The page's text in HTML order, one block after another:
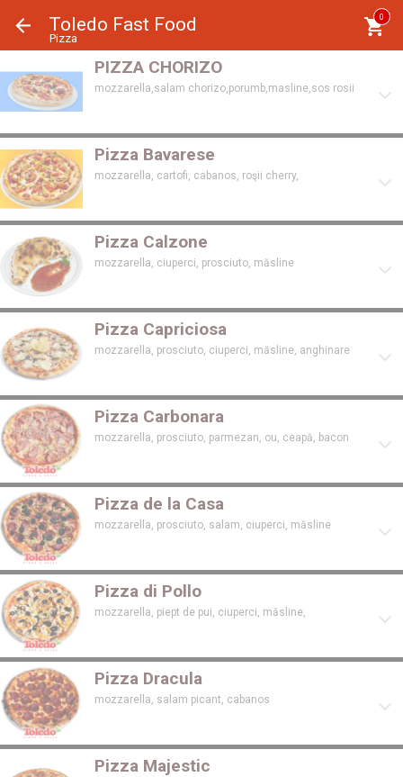
Toledo Fast Food
Pizza
0
PIZZA CHORIZO
mozzarella,salam chorizo,porumb,masline,sos rosii
Pizza Bavarese
mozzarella, cartofi, cabanos, roşii cherry,
Pizza Calzone
mozzarella, ciuperci, prosciuto, măsline
Pizza Capriciosa
mozzarella, prosciuto, ciuperci, măsline, anghinare
Pizza Carbonara
mozzarella, prosciuto, parmezan, ou, ceapă, bacon
Pizza de la Casa
mozzarella, prosciuto, salam, ciuperci, măsline
Pizza di Pollo
mozzarella, piept de pui, ciuperci, măsline,
Pizza Dracula
mozzarella, salam picant, cabanos
Pizza Majestic